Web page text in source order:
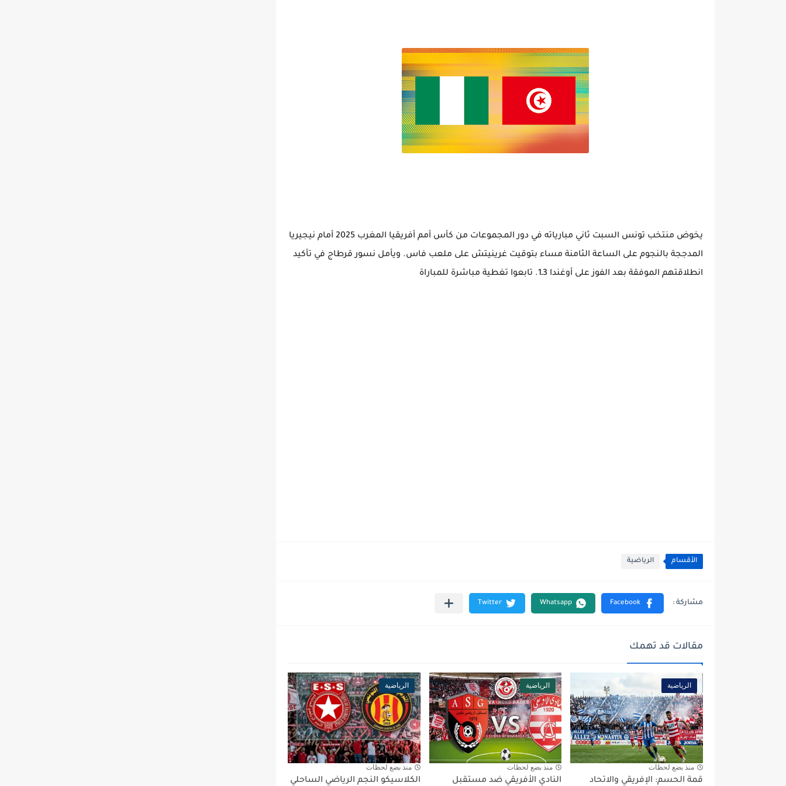
يخوض منتخب تونس السبت ثاني مبارياته في دور المجموعات من كأس أمم أفريقيا المغرب 2025 أمام نيجيريا
المدججة بالنجوم على الساعة الثامنة مساء بتوقيت غرينيتش على ملعب فاس. ويأمل نسور قرطاج في تأكيد
انطلاقتهم الموفقة بعد الفوز على أوغندا 3ـ1. تابعوا تغطية مباشرة للمباراة
الأقسام الرياضية
مقالات قد تهمك
الرياضية
منذ بضع لحظات
قمة الحسم: الإفريقي والاتحاد
الرياضية
منذ بضع لحظات
النادي الأفريقي ضد مستقبل
الرياضية
منذ بضع لحظات
الكلاسيكو النجم الرياضي الساحلي